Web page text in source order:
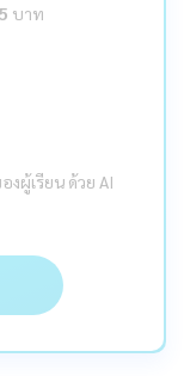
บาท
ผู้เรียน ด้วย AI